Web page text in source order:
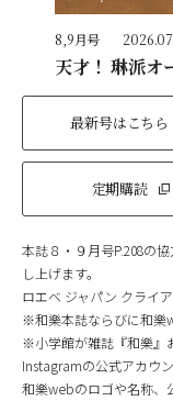
8,9月号
天才！ 琳派オ
最新号はこちら
定期購読
本誌８・９月号P.208の
し上げます。
ロエベ ジャパン クライ
※和樂本誌ならびに和樂
※小学館が雑誌『和樂』
Instagramの公式アカウ
和樂webのロゴや名称、